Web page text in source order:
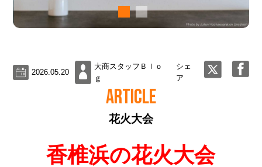
2026.05.20
大商スタッフＢｌｏ
ｇ
シェ
ア
ARTICLE
花火大会